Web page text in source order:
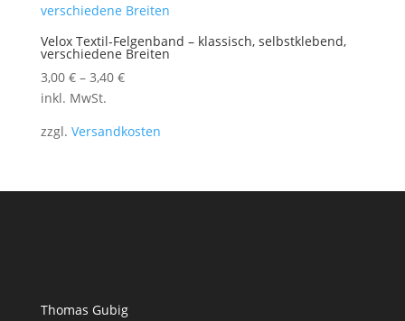
Velox Textil-Felgenband – klassisch, selbstklebend,
verschiedene Breiten
3,00 €– 3,40 €
inkl. MwSt.
zzgl. Versandkosten
Thomas Gubig